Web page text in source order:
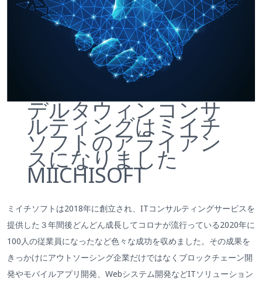
デルタウィンコンサ
ルティングはミイチ
ソフトのアライアン
スになりました
MIICHISOFT
ミイチソフトは2018年に創立され、ITコンサルティングサービスを
提供した３年間後どんどん成長してコロナが流行っている2020年に
100人の従業員になったなど色々な成功を収めました。その成果を
きっかけにアウトソーシング企業だけではなくブロックチェーン開
発やモバイルアプリ開発、Webシステム開発などITソリューション